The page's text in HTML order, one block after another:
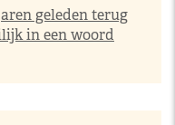
geleden terug
in een woord